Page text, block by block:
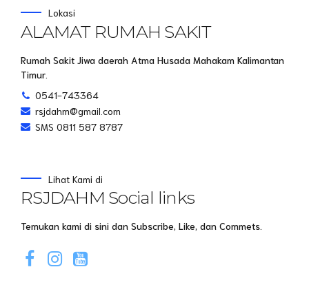
Lokasi
ALAMAT RUMAH SAKIT
Rumah Sakit Jiwa daerah Atma Husada Mahakam Kalimantan
Timur.
0541-743364
rsjdahm@gmail.com
SMS 0811 587 8787
Lihat Kami di
RSJDAHM Social links
Temukan kami di sini dan Subscribe, Like, dan Commets.